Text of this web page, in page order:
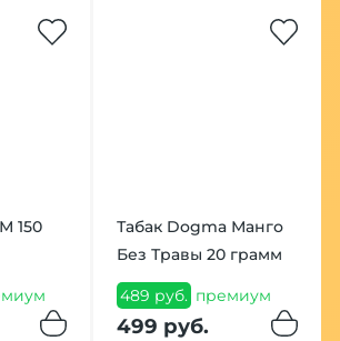
150
Табак Dogma Манго
Без Травы 20 грамм
489 руб. премиум
499 руб.